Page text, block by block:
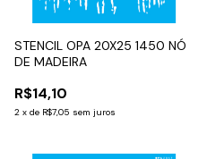
STENCIL OPA 20X25 1450 NÓ
DE MADEIRA
R$14,10
2 x de R$7,05 sem juros